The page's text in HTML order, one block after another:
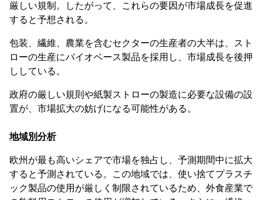
厳しい規制。したがって、これらの要因が市場成長を促進
すると予想される。
包装、繊維、農業を含むセクターの生産者の大半は、スト
ローの生産にバイオベース製品を採用し、市場成長を後押
ししている。
政府の厳しい規則や紙製ストローの製造に必要な設備の設
置が、市場拡大の妨げになる可能性がある。
地域別分析
欧州が最も高いシェアで市場を独占し、予測期間中に拡大
すると予測されている。この地域では、使い捨てプラスチ
ック製品の使用が厳しく制限されているため、外食産業で